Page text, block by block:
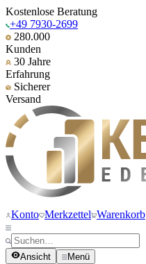
Kostenlose Beratung
+49 7930-2699
280.000
Kunden
30 Jahre
Erfahrung
Sicherer
Versand
Konto Merkzettel Warenkorb
Ansicht Menü